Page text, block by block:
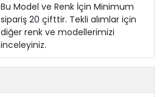
Bu Model ve Renk İçin Minimum
sipariş 20 çifttir. Tekli alımlar için
diğer renk ve modellerimizi
inceleyiniz.